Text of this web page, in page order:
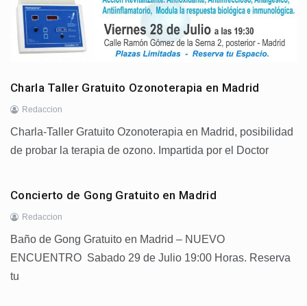
Charla Taller Gratuito Ozonoterapia en Madrid
Redaccion
Charla-Taller Gratuito Ozonoterapia en Madrid, posibilidad
de probar la terapia de ozono. Impartida por el Doctor
Concierto de Gong Gratuito en Madrid
Redaccion
Baño de Gong Gratuito en Madrid – NUEVO
ENCUENTRO Sabado 29 de Julio 19:00 Horas. Reserva
tu